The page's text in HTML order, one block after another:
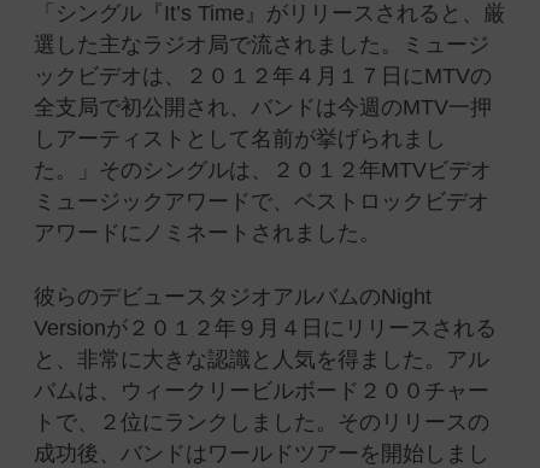
「シングル『It’s Time』がリリースされると、厳
選した主なラジオ局で流されました。ミュージ
ックビデオは、２０１２年４月１７日にMTVの
全支局で初公開され、バンドは今週のMTV一押
しアーティストとして名前が挙げられまし
た。」そのシングルは、２０１２年MTVビデオ
ミュージックアワードで、ベストロックビデオ
アワードにノミネートされました。
彼らのデビュースタジオアルバムのNight
Versionが２０１２年９月４日にリリースされる
と、非常に大きな認識と人気を得ました。アル
バムは、ウィークリービルボード２００チャー
トで、２位にランクしました。そのリリースの
成功後、バンドはワールドツアーを開始しまし